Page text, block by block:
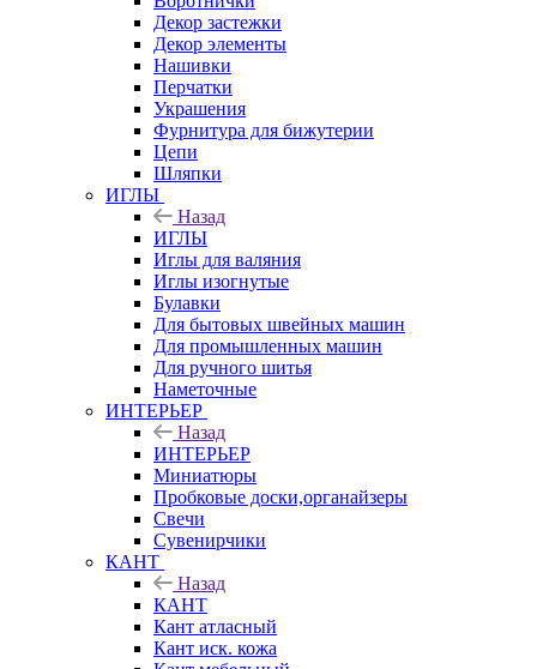
Декор застежки
Декор элементы
Нашивки
Перчатки
Украшения
Фурнитура для бижутерии
Цепи
Шляпки
ИГЛЫ
Назад
ИГЛЫ
Иглы для валяния
Иглы изогнутые
Булавки
Для бытовых швейных машин
Для промышленных машин
Для ручного шитья
Наметочные
ИНТЕРЬЕР
Назад
ИНТЕРЬЕР
Миниатюры
Пробковые доски,органайзеры
Свечи
Сувенирчики
КАНТ
Назад
КАНТ
Кант атласный
Кант иск. кожа